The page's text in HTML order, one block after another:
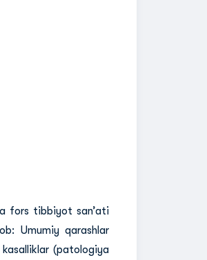
fors tibbiyot san’ati
Umumiy qarashlar
(patologiya